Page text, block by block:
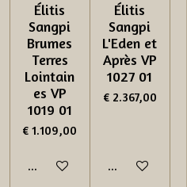
Élitis
Sangpi
Brumes
Terres
Lointain
es VP
1019 01
€ 1.109,00
In winkelwagen
Élitis
Sangpi
L'Eden et
Après VP
1027 01
€ 2.367,00
In